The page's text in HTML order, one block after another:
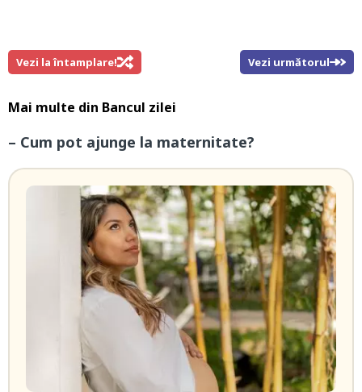
Vezi la întamplare! Vezi următorul
Mai multe din Bancul zilei
– Cum pot ajunge la maternitate?